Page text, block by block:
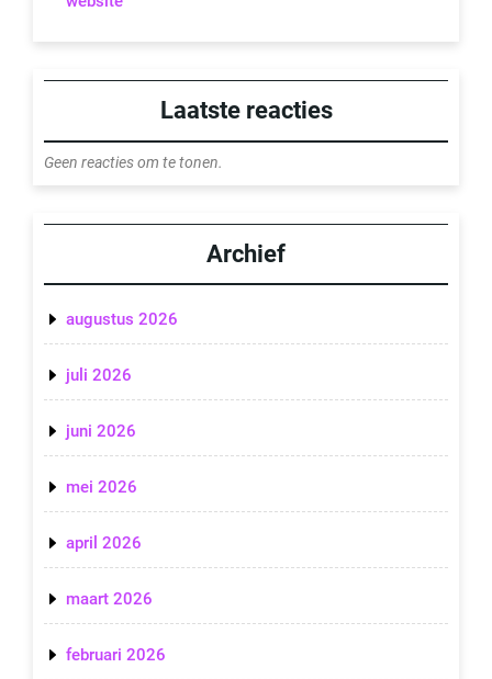
Laatste reacties
Geen reacties om te tonen.
Archief
augustus 2026
juli 2026
juni 2026
mei 2026
april 2026
maart 2026
februari 2026